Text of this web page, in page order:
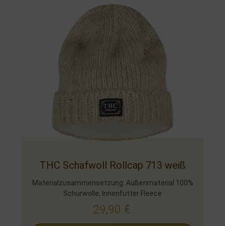
THC Schafwoll Rollcap 713 weiß
Materialzusammensetzung: Außenmaterial 100%
Schurwolle, Innenfutter Fleece
29,90 €